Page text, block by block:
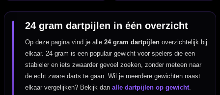
24 gram dartpijlen in één overzicht
Op deze pagina vind je alle24 gram dartpijlen overzichtelijk bij
elkaar. 24 gram is een populair gewicht voor spelers die een
stabieler en iets zwaarder gevoel zoeken, zonder meteen naar
de echt zware darts te gaan. Wil je meerdere gewichten naast
elkaar vergelijken? Bekijk danalle dartpijlen op gewicht.